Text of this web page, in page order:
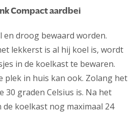
Compact aardbei
en droog bewaard worden.
lekkerst is al hij koel is, wordt
in de koelkast te bewaren.
plek in huis kan ook. Zolang het
30 graden Celsius is. Na het
koelkast nog maximaal 24